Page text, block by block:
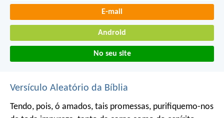
E-mail
Android
No seu site
Versículo Aleatório da Bíblia
Tendo, pois, ó amados, tais promessas, purifiquemo-nos